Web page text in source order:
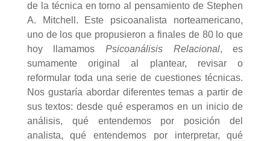
de la técnica en torno al pensamiento de Stephen
A. Mitchell. Este psicoanalista norteamericano,
uno de los que propusieron a finales de 80 lo que
hoy llamamos Psicoanálisis Relacional, es
sumamente original al plantear, revisar o
reformular toda una serie de cuestiones técnicas.
Nos gustaría abordar diferentes temas a partir de
sus textos: desde qué esperamos en un inicio de
análisis, qué entendemos por posición del
analista, qué entendemos por interpretar, qué